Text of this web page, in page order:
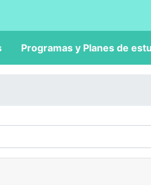
Programas y Planes de